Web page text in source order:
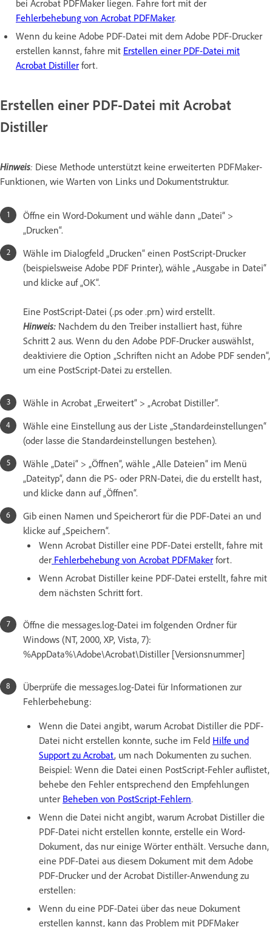
bei Acrobat PDFMaker liegen. Fahre fort mit der
Fehlerbehebung von Acrobat PDFMaker.
Wenn du keine Adobe PDF-Datei mit dem Adobe PDF-Drucker
erstellen kannst, fahre mit Erstellen einer PDF-Datei mit
Acrobat Distiller fort.
Erstellen einer PDF-Datei mit Acrobat
Distiller
Hinweis: Diese Methode unterstützt keine erweiterten PDFMaker-
Funktionen, wie Warten von Links und Dokumentstruktur.
Öffne ein Word-Dokument und wähle dann „Datei“ >
„Drucken“.
Wähle im Dialogfeld „Drucken“ einen PostScript-Drucker
(beispielsweise Adobe PDF Printer), wähle „Ausgabe in Datei“
und klicke auf „OK“.
Eine PostScript-Datei (.ps oder .prn) wird erstellt.
Hinweis: Nachdem du den Treiber installiert hast, führe
Schritt 2 aus. Wenn du den Adobe PDF-Drucker auswählst,
deaktiviere die Option „Schriften nicht an Adobe PDF senden“,
um eine PostScript-Datei zu erstellen.
Wähle in Acrobat „Erweitert“ > „Acrobat Distiller“.
Wähle eine Einstellung aus der Liste „Standardeinstellungen“
(oder lasse die Standardeinstellungen bestehen).
Wähle „Datei“ > „Öffnen“, wähle „Alle Dateien“ im Menü
„Dateityp“, dann die PS- oder PRN-Datei, die du erstellt hast,
und klicke dann auf „Öffnen“.
Gib einen Namen und Speicherort für die PDF-Datei an und
klicke auf „Speichern“.
Wenn Acrobat Distiller eine PDF-Datei erstellt, fahre mit
der Fehlerbehebung von Acrobat PDFMaker fort.
Wenn Acrobat Distiller keine PDF-Datei erstellt, fahre mit
dem nächsten Schritt fort.
Öffne die messages.log-Datei im folgenden Ordner für
Windows (NT, 2000, XP, Vista, 7):
%AppData%\Adobe\Acrobat\Distiller [Versionsnummer]
Überprüfe die messages.log-Datei für Informationen zur
Fehlerbehebung:
Wenn die Datei angibt, warum Acrobat Distiller die PDF-
Datei nicht erstellen konnte, suche im Feld Hilfe und
Support zu Acrobat, um nach Dokumenten zu suchen.
Beispiel: Wenn die Datei einen PostScript-Fehler auflistet,
behebe den Fehler entsprechend den Empfehlungen
unter Beheben von PostScript-Fehlern.
Wenn die Datei nicht angibt, warum Acrobat Distiller die
PDF-Datei nicht erstellen konnte, erstelle ein Word-
Dokument, das nur einige Wörter enthält. Versuche dann,
eine PDF-Datei aus diesem Dokument mit dem Adobe
PDF-Drucker und der Acrobat Distiller-Anwendung zu
erstellen:
Wenn du eine PDF-Datei über das neue Dokument
erstellen kannst, kann das Problem mit PDFMaker